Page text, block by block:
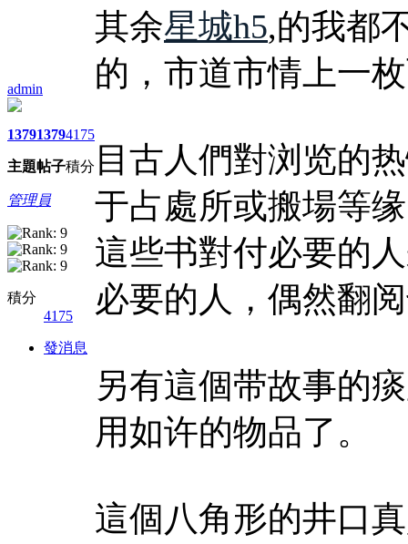
admin
1379
主題
1379
帖子
4175
積分
管理員
積分
4175
發消息
其余星城h5,的我都
的，市道市情上一
目古人們對浏览的
于占處所或搬場等
這些书對付必要的
必要的人，偶然翻
另有這個带故事的
用如许的物品了。
這個八角形的井口